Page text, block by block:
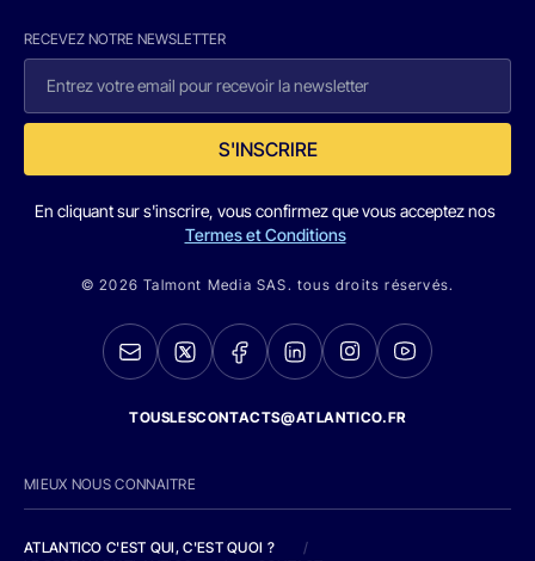
RECEVEZ NOTRE NEWSLETTER
S'INSCRIRE
En cliquant sur s'inscrire, vous confirmez que vous acceptez nos
Termes et Conditions
© 2026 Talmont Media SAS. tous droits réservés.
TOUSLESCONTACTS@ATLANTICO.FR
MIEUX NOUS CONNAITRE
ATLANTICO C'EST QUI, C'EST QUOI ?
/